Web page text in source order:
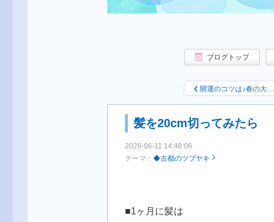
ブログトップ
開運のコツは♪春の大…
髪を20cm切ってみたら
2026-06-11 14:48:06
テーマ： ◆古都のツブヤキ
■1ヶ月に髪は